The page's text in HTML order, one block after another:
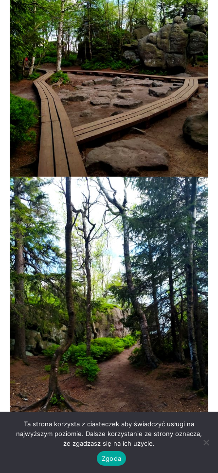
Ta strona korzysta z ciasteczek aby świadczyć usługi na
najwyższym poziomie. Dalsze korzystanie ze strony oznacza,
że zgadzasz się na ich użycie.
Zgoda